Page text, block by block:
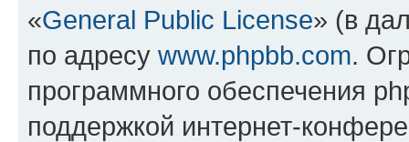
«General Public License» (в
по адресу www.phpbb.com.
программного обеспечения
поддержкой интернет-